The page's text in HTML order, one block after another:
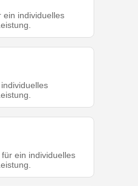
ein individuelles
ein individuelles